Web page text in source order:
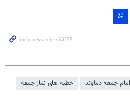
امام جمعه دماوند خطبه های نماز جمعه